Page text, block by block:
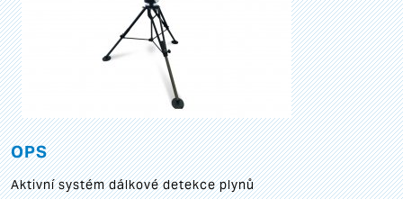
OPS
Aktivní systém dálkové detekce plynů